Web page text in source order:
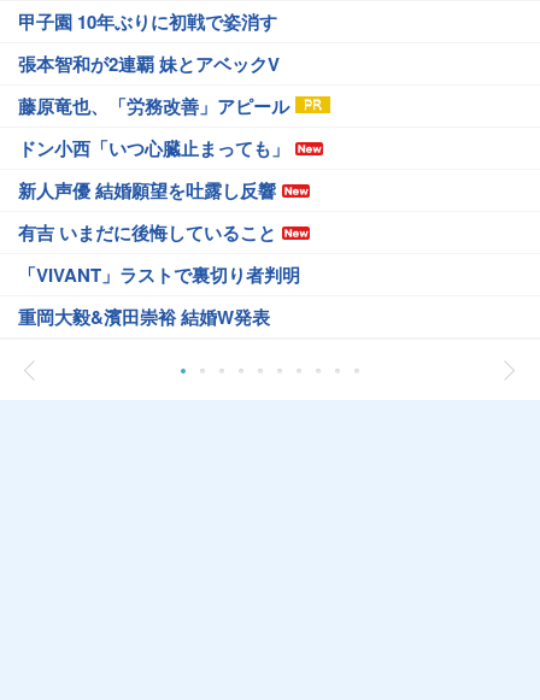
甲子園 10年ぶりに初戦で姿消す
張本智和が2連覇 妹とアベックV
藤原竜也、「労務改善」アピール
ドン小西「いつ心臓止まっても」
新人声優 結婚願望を吐露し反響
有吉 いまだに後悔していること
「VIVANT」ラストで裏切り者判明
重岡大毅&濱田崇裕 結婚W発表